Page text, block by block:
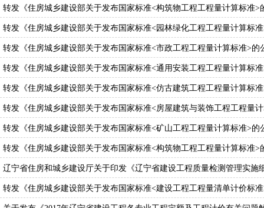
转发《住房城乡建设部关于发布国家标准<构筑物工程工程量计算标准>
转发《住房城乡建设部关于发布国家标准<园林绿化工程工程量计算标
转发《住房城乡建设部关于发布国家标准<市政工程工程量计算标准>的
转发《住房城乡建设部关于发布国家标准<通用安装工程工程量计算标
转发《住房城乡建设部关于发布国家标准<仿古建筑工程工程量计算标
转发《住房城乡建设部关于发布国家标准<房屋建筑与装饰工程工程量
转发《住房城乡建设部关于发布国家标准<矿山工程工程量计算标准>的
转发《住房城乡建设部关于发布国家标准<构筑物工程工程量计算标准>
辽宁省住房和城乡建设厅关于印发《辽宁省建设工程质量检测管理实施
转发《住房城乡建设部关于发布国家标准<建设工程工程量清单计价标